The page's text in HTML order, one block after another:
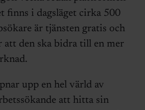
finns i dagsläget cirka 500
är tjänsten gratis och
att den ska bidra till en mer
upp en hel värld av
att hitta sin